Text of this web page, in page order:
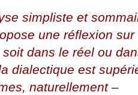
simpliste et
une réflexion
soit dans le réel ou
dialectique est
naturellement –